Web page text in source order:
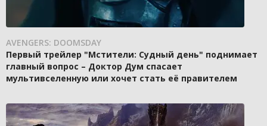
AVENGERS: DOOMSDAY
Первый трейлер "Мстители: Судный день" поднимает
главный вопрос – Доктор Дум спасает
мультивселенную или хочет стать её правителем